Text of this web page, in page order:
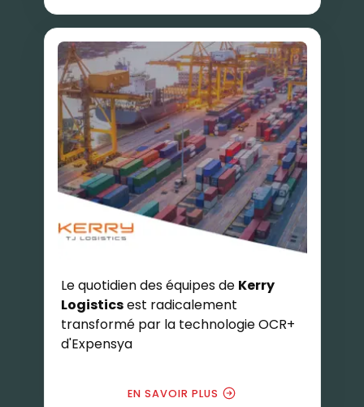
Le quotidien des équipes de Kerry
Logisticsest radicalement
transformé par la technologie OCR+
d'Expensya
EN SAVOIR PLUS